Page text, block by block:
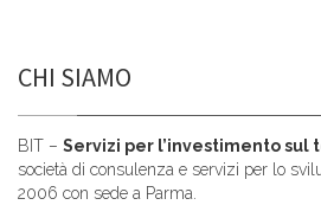
CHI SIAMO
BIT – Servizi per l’investimento sul
società di consulenza e servizi per lo
2006 con sede a Parma.